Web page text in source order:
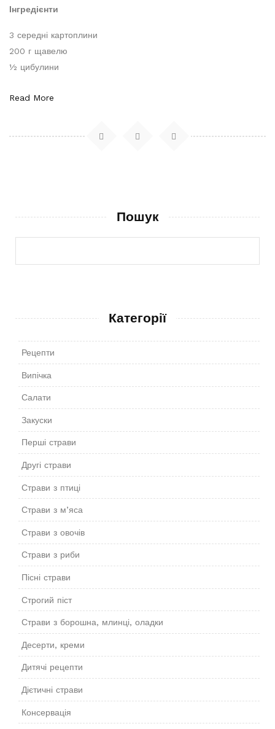
Інгредієнти
3 середні картоплини
200 г щавелю
½ цибулини
Read More
Пошук
Категорії
Рецепти
Випічка
Салати
Закуски
Перші страви
Другі страви
Страви з птиці
Страви з м’яса
Страви з овочів
Страви з риби
Пісні страви
Строгий піст
Страви з борошна, млинці, оладки
Десерти, креми
Дитячі рецепти
Дієтичні страви
Консервація